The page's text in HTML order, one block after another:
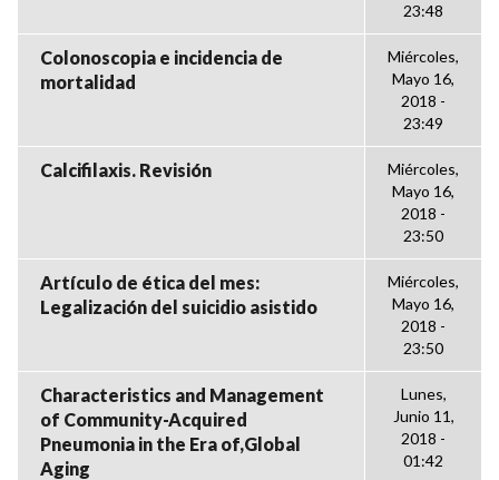
23:48
Colonoscopia e incidencia de
mortalidad
Miércoles,
Mayo 16,
2018 -
23:49
Calcifilaxis. Revisión
Miércoles,
Mayo 16,
2018 -
23:50
Artículo de ética del mes:
Legalización del suicidio asistido
Miércoles,
Mayo 16,
2018 -
23:50
Characteristics and Management
of Community-Acquired
Pneumonia in the Era of,Global
Aging
Lunes,
Junio 11,
2018 -
01:42